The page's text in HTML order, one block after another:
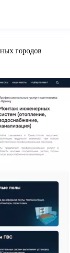
городов